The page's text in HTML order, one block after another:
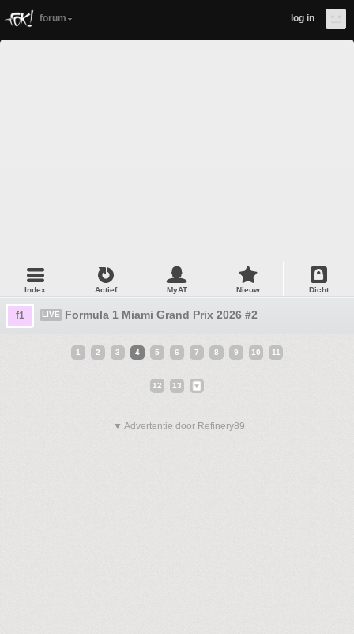
forum log in
Index Actief MyAT Nieuw Dicht
f1 LIVE Formula 1 Miami Grand Prix 2026 #2
1 2 3 4 5 6 7 8 9 10 11
12 13
▼ Advertentie door Refinery89